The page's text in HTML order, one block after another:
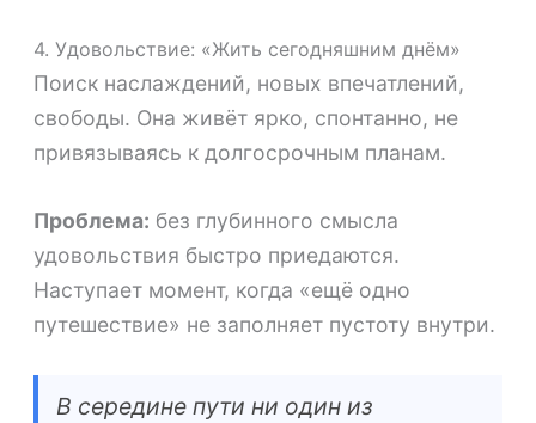
4. Удовольствие: «Жить сегодняшним днём»
Поиск наслаждений, новых впечатлений,
свободы. Она живёт ярко, спонтанно, не
привязываясь к долгосрочным планам.
Проблема: без глубинного смысла
удовольствия быстро приедаются.
Наступает момент, когда «ещё одно
путешествие» не заполняет пустоту внутри.
В середине пути ни один из